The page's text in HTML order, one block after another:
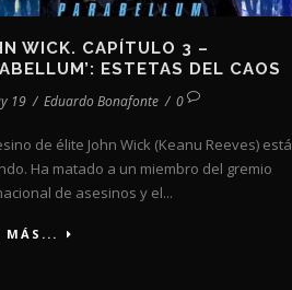
WICK. CAPÍTULO 3 –
ESTETAS DEL CAOS
19 / Eduardo Bonafonte / 0
de élite John Wick (Keanu Reeves) está
Ha matado a un miembro del gremio
de asesinos y el...
MÁS...